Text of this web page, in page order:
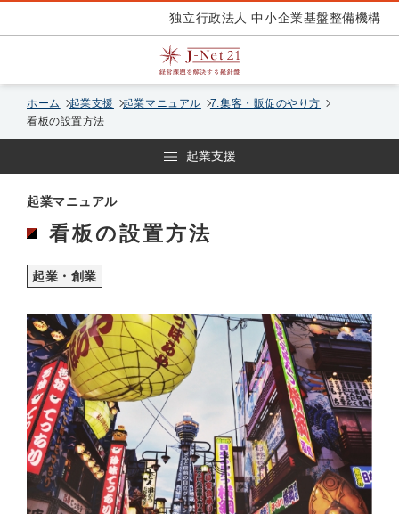
独立行政法人 中小企業基盤整備機構
ホーム 起業支援 起業マニュアル
7.集客・販促のやり方
看板の設置方法
起業支援
起業マニュアル
看板の設置方法
起業・創業